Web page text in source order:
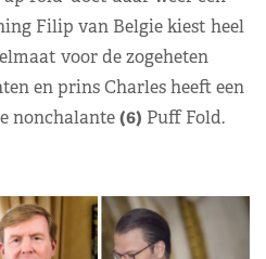
Filip van Belgie kiest heel
voor de zogeheten
en prins Charles heeft een
nonchalante(6) Puff Fold.